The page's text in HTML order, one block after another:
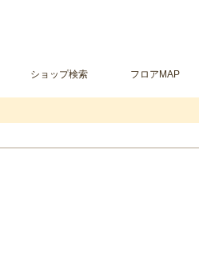
ショップ検索 フロアMAP